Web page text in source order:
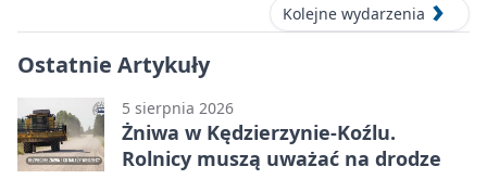
Kolejne wydarzenia
Ostatnie Artykuły
5 sierpnia 2026
Żniwa w Kędzierzynie-Koźlu.
Rolnicy muszą uważać na drodze